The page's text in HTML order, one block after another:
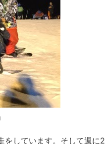
しています。そして週